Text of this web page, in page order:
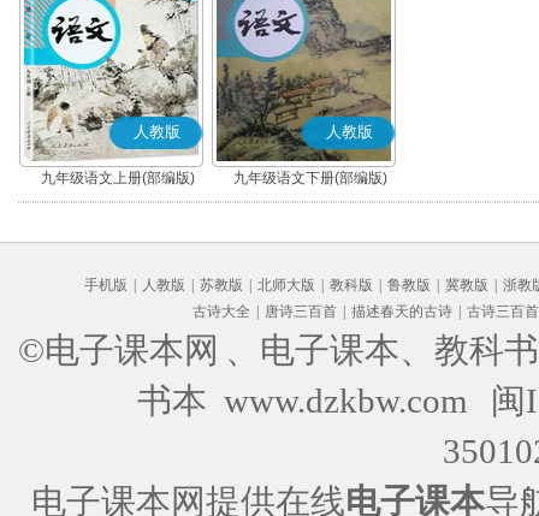
人教版
九年级语文上册(部编版)
人教版
九年级语文下册(部编版)
手机版 人教版 苏教版 北师大版 教科版 鲁教版 冀教版
浙教
古诗大全
唐诗三百首 描述春天的古诗 古诗三百首
©电子课本网 、电子课本、教科
书本 www.dzkbw.com
闽
电子课本网提供在线电子课本导